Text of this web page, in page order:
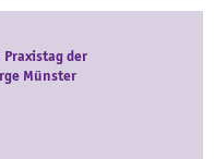
der
Münster